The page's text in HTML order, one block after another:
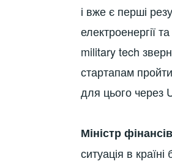
і вже є перші
електроенергії
military tech
стартапам
для цього через
Міністр
ситуація в